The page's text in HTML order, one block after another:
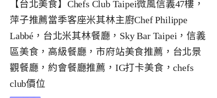
【台北美食】Chefs Club Taipei微風信義47樓，
萍子推薦當季客座米其林主廚Chef Philippe
Labbé，台北米其林餐廳，Sky Bar Taipei，信義
區美食，高級餐廳，市府站美食推薦，台北景
觀餐廳，約會餐廳推薦，IG打卡美食，chefs
club價位